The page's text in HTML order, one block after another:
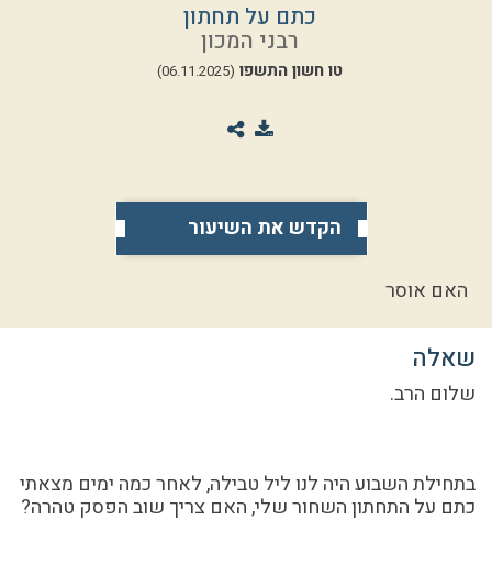
כתם על תחתון
רבני המכון
טו חשון התשפו (06.11.2025)
הקדש את השיעור
האם אוסר
שאלה
שלום הרב.
בתחילת השבוע היה לנו ליל טבילה, לאחר כמה ימים מצאתי
כתם על התחתון השחור שלי, האם צריך שוב הפסק טהרה?